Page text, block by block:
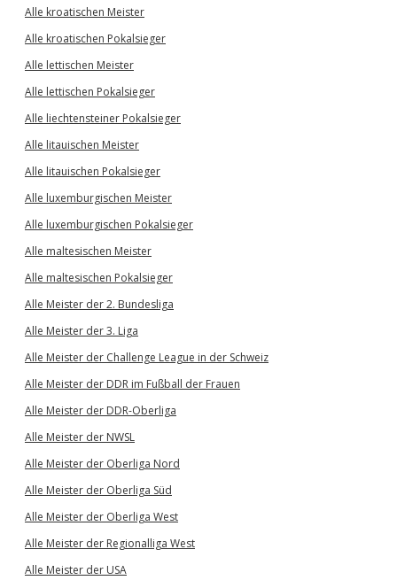
Alle kroatischen Meister
Alle kroatischen Pokalsieger
Alle lettischen Meister
Alle lettischen Pokalsieger
Alle liechtensteiner Pokalsieger
Alle litauischen Meister
Alle litauischen Pokalsieger
Alle luxemburgischen Meister
Alle luxemburgischen Pokalsieger
Alle maltesischen Meister
Alle maltesischen Pokalsieger
Alle Meister der 2. Bundesliga
Alle Meister der 3. Liga
Alle Meister der Challenge League in der Schweiz
Alle Meister der DDR im Fußball der Frauen
Alle Meister der DDR-Oberliga
Alle Meister der NWSL
Alle Meister der Oberliga Nord
Alle Meister der Oberliga Süd
Alle Meister der Oberliga West
Alle Meister der Regionalliga West
Alle Meister der USA